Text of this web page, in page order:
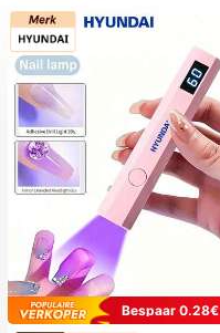
Bespaar 0.28€